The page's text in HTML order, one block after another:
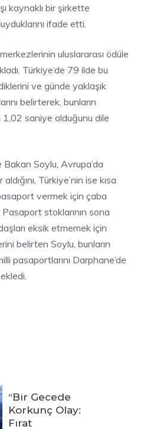
kaynaklı bir şirkette
ifade etti.
uluslararası ödüle
Türkiye’de 79 ilde bu
ve günde yaklaşık
belirterek, bunların
saniye olduğunu dile
Soylu, Avrupa’da
Türkiye’nin ise kısa
vermek için çaba
stoklarının sona
eksik etmemek için
belirten Soylu, bunların
pasaportlarını Darphane’de
“Bir Gecede
Korkunç Olay:
Fırat